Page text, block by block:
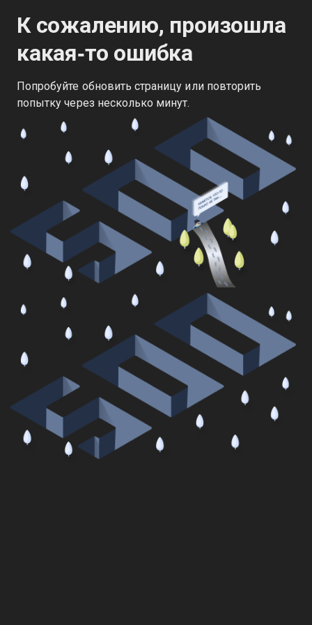
К сожалению, произошла
какая‑то ошибка
Попробуйте обновить страницу или повторить
попытку через несколько минут.